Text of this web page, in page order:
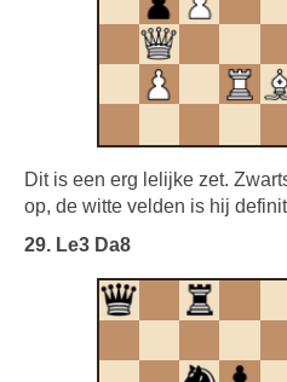
Dit is een erg lelijke zet.
op, de witte velden is hij
29. Le3 Da8